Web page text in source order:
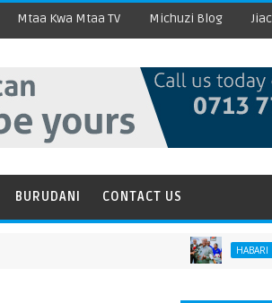
Mtaa Kwa Mtaa TV Michuzi Blog
BURUDANI CONTACT US
HABARI Naibu